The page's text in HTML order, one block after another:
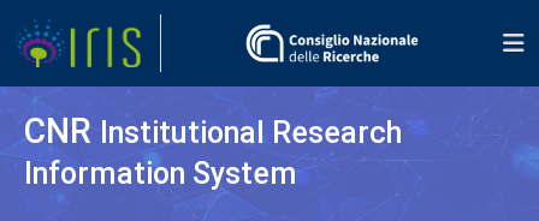
CNR Institutional Research
Information System